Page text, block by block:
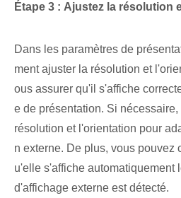
Étape 3 : Ajustez la résolution
Dans les paramètres de
ment ajuster la résolution et
ous assurer qu'il s'affiche
e de présentation. Si
résolution et l'orientation pour
n externe. De plus, vous pouvez
u'elle s'affiche automatiquement
d'affichage externe est détecté.